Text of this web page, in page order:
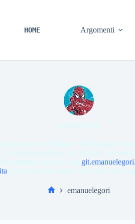
HOME Argomenti
emanuelegori
privacy digitale e self-hosting.
controllo della tua vita digitale, un
scaricabili da
. Sul Fediverso come nella vita: senza
emanuelegori